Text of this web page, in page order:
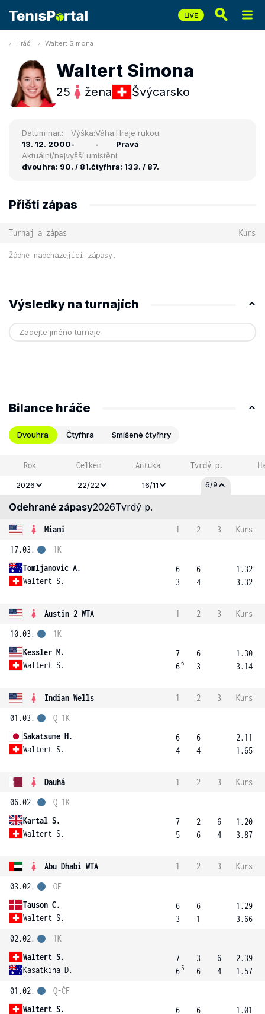
Hráči Waltert Simona
Waltert Simona
25 žena Švýcarsko
Datum nar.:
13. 12. 2000
Výška:
-
Váha:
-
Hraje rukou:
Pravá
Aktuální/nejvyšší umístění:
dvouhra: 90. / 81.čtyřhra: 133. / 87.
Příští zápas
Turnaj a zápas Kurs
Žádné nadcházející zápasy.
Výsledky na turnajích
Bilance hráče
Dvouhra Čtyřhra Smíšené čtyřhry
Rok Celkem Antuka Tvrdý p.
2026 22/22 16/11 6/9
Odehrané zápasy2026Tvrdý p.
Miami 1 2 3
Kurs
17.03.
Tomljanovic A.
Waltert S.
1K
6
3
6
4
1.32
3.32
Austin 2 WTA 1 2 3
Kurs
10.03.
Kessler M.
Waltert S.
1K
7
66
6
3
1.30
3.14
Indian Wells 1 2 3
Kurs
01.03.
Sakatsume H.
Waltert S.
Q-1K
6
4
6
4
2.11
1.65
Dauhá 1 2 3
Kurs
06.02.
Kartal S.
Waltert S.
Q-1K
7
5
2
6
6
4
1.20
3.87
Abu Dhabi WTA 1 2 3
Kurs
03.02.
Tauson C.
Waltert S.
OF
6
3
6
1
1.29
3.66
02.02.
Waltert S.
Kasatkina D.
1K
7
6 5
3
6
6
4
2.39
1.57
01.02.
Waltert S.
Q-ČF
6
6
1.01